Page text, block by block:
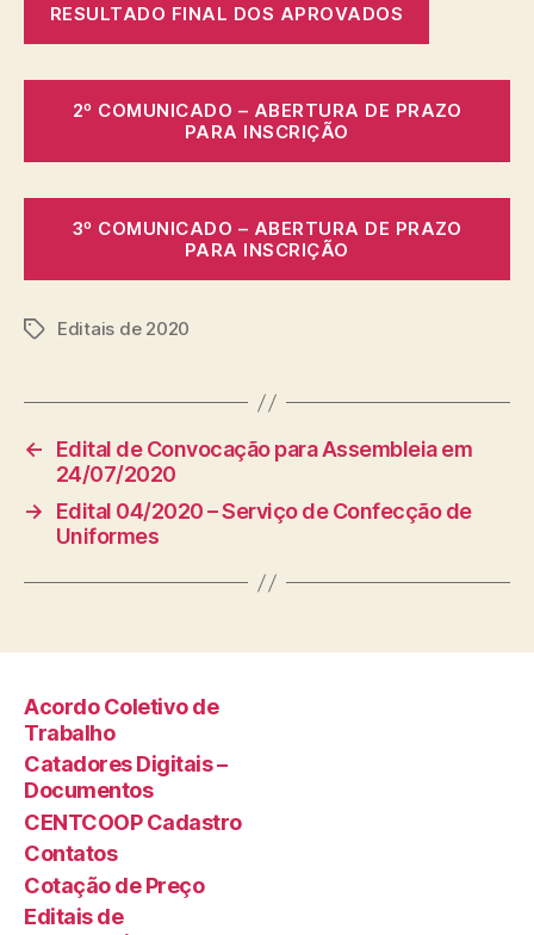
RESULTADO FINAL DOS APROVADOS
2º COMUNICADO – ABERTURA DE PRAZO
PARA INSCRIÇÃO
3º COMUNICADO – ABERTURA DE PRAZO
PARA INSCRIÇÃO
TagsEditais de 2020
←
Edital de Convocação para Assembleia em
24/07/2020
→
Edital 04/2020 – Serviço de Confecção de
Uniformes
Acordo Coletivo de
Trabalho
Catadores Digitais –
Documentos
CENTCOOP Cadastro
Contatos
Cotação de Preço
Editais de